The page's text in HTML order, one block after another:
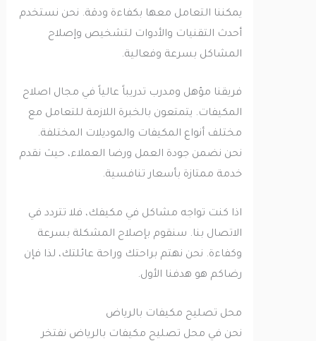
يمكننا التعامل معها بكفاءة ودقة. نحن نستخدم
أحدث التقنيات والأدوات لتشخيص وإصلاح
المشاكل بسرعة وفعالية.
فريقنا مؤهل ومدرب تدريباً عالياً في مجال اصلاح
المكيفات. يتمتعون بالخبرة اللازمة للتعامل مع
مختلف أنواع المكيفات والموديلات المختلفة.
نحن نضمن جودة العمل ورضا العملاء، حيث نقدم
خدمة ممتازة بأسعار تنافسية.
اذا كنت تواجه مشاكل في مكيفك، فلا تتردد في
الاتصال بنا. سنقوم بإصلاح المشكلة بسرعة
وكفاءة. نحن نهتم براحتك وراحة عائلتك، لذا فإن
رضاكم هو هدفنا الأول.
محل تصليح مكيفات بالرياض
نحن في محل تصليح مكيفات بالرياض نفتخر